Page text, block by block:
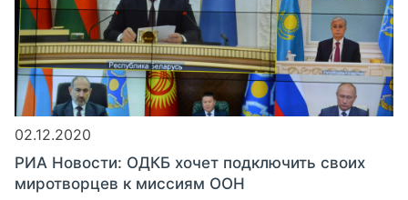
02.12.2020
РИА Новости: ОДКБ хочет подключить своих
миротворцев к миссиям ООН